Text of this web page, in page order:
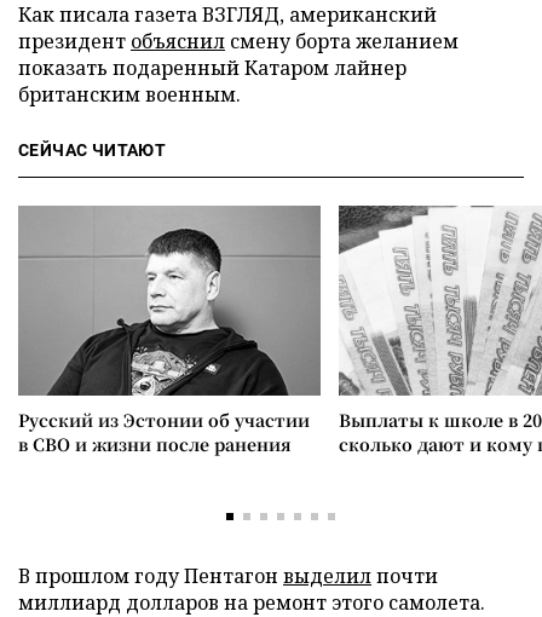
Как писала газета ВЗГЛЯД, американский
президент объяснил смену борта желанием
показать подаренный Катаром лайнер
британским военным.
СЕЙЧАС ЧИТАЮТ
Русский из Эстонии об участии
в СВО и жизни после ранения
Выплаты к школе в
сколько дают и
В прошлом году Пентагон выделилпочти
миллиард долларов на ремонт этого самолета.